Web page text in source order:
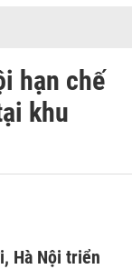
hạn chế
khu
Hà Nội triển